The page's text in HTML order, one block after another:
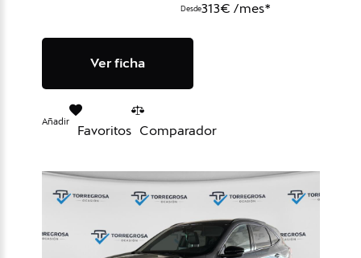
Desde313€ /mes*
Ver ficha
Añadir
Favoritos Comparador